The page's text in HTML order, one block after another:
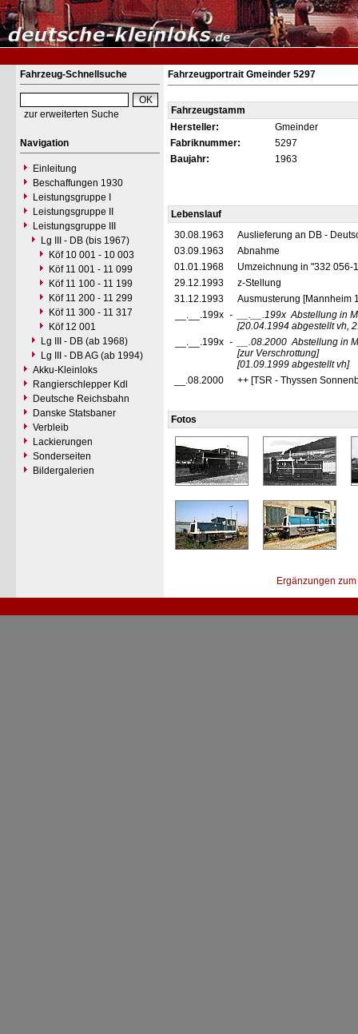
Fahrzeug-Schnellsuche
zur erweiterten Suche
Navigation
Einleitung
Beschaffungen 1930
Leistungsgruppe I
Leistungsgruppe II
Leistungsgruppe III
Lg III - DB (bis 1967)
Köf 10 001 - 10 003
Köf 11 001 - 11 099
Köf 11 100 - 11 199
Köf 11 200 - 11 299
Köf 11 300 - 11 317
Köf 12 001
Lg III - DB (ab 1968)
Lg III - DB AG (ab 1994)
Akku-Kleinloks
Rangierschlepper Kdl
Deutsche Reichsbahn
Danske Statsbaner
Verbleib
Lackierungen
Sonderseiten
Bildergalerien
Fahrzeugportrait Gmeinder 5297
Fahrzeugstamm
Hersteller:
Gmeinder
Fabriknummer:
5297
Baujahr:
1963
Lebenslauf
30.08.1963
Auslieferung an DB -
03.09.1963
Abnahme
01.01.1968
Umzeichnung in "332 056-
29.12.1993
z-Stellung
31.12.1993
Ausmusterung [Mannheim
__.__.199x - __.__.199x Abstellung in
[20.04.1994 abgestellt vh,
__.__.199x - __.08.2000 Abstellung in
[zur Verschrottung]
[01.09.1999 abgestellt vh]
__.08.2000
++ [TSR - Thyssen
Fotos
Ergänzungen